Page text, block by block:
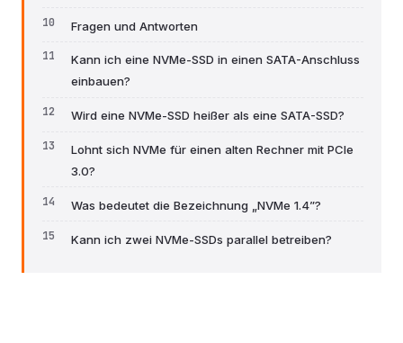
Fragen und Antworten
Kann ich eine NVMe-SSD in einen SATA-Anschluss
einbauen?
Wird eine NVMe-SSD heißer als eine SATA-SSD?
Lohnt sich NVMe für einen alten Rechner mit PCIe
3.0?
Was bedeutet die Bezeichnung „NVMe 1.4”?
Kann ich zwei NVMe-SSDs parallel betreiben?